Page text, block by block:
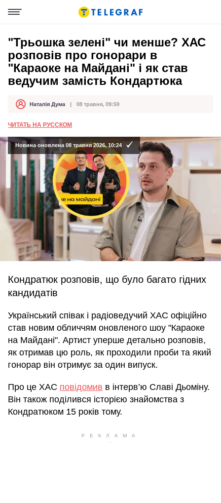
"Трьошка зелені" чи менше? ХАС
розповів про гонорари в
"Караоке на Майдані" і як став
ведучим замість Кондартюка
АвторНаталія Дума
Дата публікації 08 травня, 09:59
ЧИТАТЬ НА РУССКОМ
Новина оновлена 08 травня 2026, 10:24
Кондратюк розповів, що було багато гідних
кандидатів
Український співак і радіоведучий ХАС офіційно
став новим обличчям оновленого шоу "Караоке
на Майдані". Артист уперше детально розповів,
як отримав цю роль, як проходили проби та який
гонорар він отримує за один випуск.
Про це ХАС повідомив в інтерв’ю Славі Дьоміну.
Він також поділився історією знайомства з
Кондратюком 15 років тому.